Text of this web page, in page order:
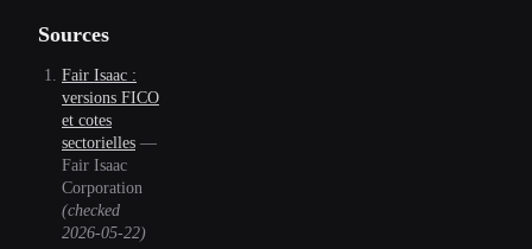
Sources
Fair Isaac :
versions FICO
et cotes
sectorielles —
Fair Isaac
Corporation
(checked
2026-05-22)